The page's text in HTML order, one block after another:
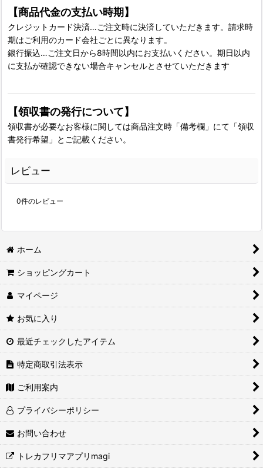
【商品代金の支払い時期】
クレジットカード決済…ご注文時に決済していただきます。請求時
期はご利用のカード会社ごとに異なります。
銀行振込…ご注文日から8時間以内にお支払いください。期日以内
に支払が確認できない場合キャンセルとさせていただきます
【領収書の発行について】
領収書が必要なお客様に関しては商品注文時「備考欄」にて「領収
書発行希望」とご記載ください。
レビュー
0件のレビュー
ホーム
ショッピングカート
マイページ
お気に入り
最近チェックしたアイテム
特定商取引法表示
ご利用案内
プライバシーポリシー
お問い合わせ
トレカフリマアプリmagi